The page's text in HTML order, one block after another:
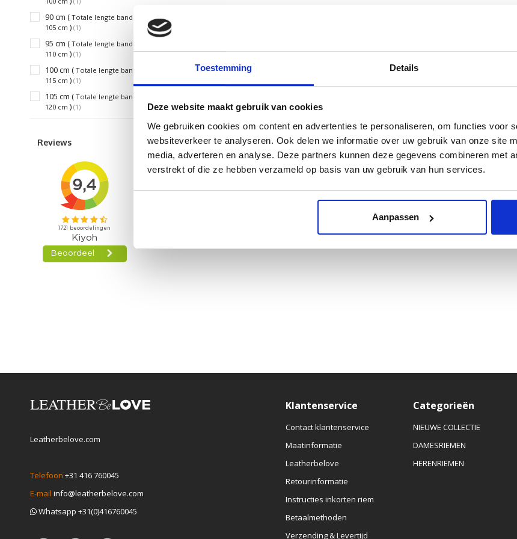
Toestemming Details
Deze website maakt gebruik van cookies
We gebruiken cookies om content en advertenties te personaliseren, om functies voor
websiteverkeer te analyseren. Ook delen we informatie over uw gebruik van onze site
media, adverteren en analyse. Deze partners kunnen deze gegevens combineren met
verstrekt of die ze hebben verzameld op basis van uw gebruik van hun services.
Aanpassen
90 cm ( Totale lengte band
105 cm ) (1)
95 cm ( Totale lengte band
110 cm ) (1)
100 cm ( Totale lengte band
115 cm ) (1)
105 cm ( Totale lengte band
120 cm ) (1)
Reviews
Leatherbelove.com
Telefoon +31 416 760045
E-mail info@leatherbelove.com
Whatsapp +31(0)416760045
Klantenservice
Contact klantenservice
Maatinformatie
Leatherbelove
Retourinformatie
Instructies inkorten riem
Betaalmethoden
Verzending & Levertijd
Categorieën
NIEUWE COLLECTIE
DAMESRIEMEN
HERENRIEMEN